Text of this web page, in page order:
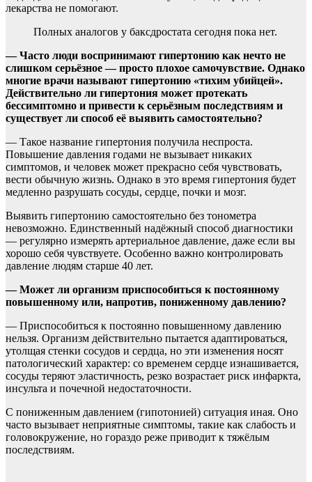
лекарства не помогают.
Полных аналогов у баксдростата сегодня пока нет.
— Часто люди воспринимают гипертонию как нечто не
слишком серьёзное — просто плохое самочувствие. Однако
многие врачи называют гипертонию «тихим убийцей».
Действительно ли гипертония может протекать
бессимптомно и привести к серьёзным последствиям и
существует ли способ её выявить самостоятельно?
— Такое название гипертония получила неспроста.
Повышение давления годами не вызывает никаких
симптомов, и человек может прекрасно себя чувствовать,
вести обычную жизнь. Однако в это время гипертония будет
медленно разрушать сосуды, сердце, почки и мозг.
Выявить гипертонию самостоятельно без тонометра
невозможно. Единственный надёжный способ диагностики
— регулярно измерять артериальное давление, даже если вы
хорошо себя чувствуете. Особенно важно контролировать
давление людям старше 40 лет.
— Может ли организм приспособиться к постоянному
повышенному или, напротив, пониженному давлению?
— Приспособиться к постоянно повышенному давлению
нельзя. Организм действительно пытается адаптироваться,
утолщая стенки сосудов и сердца, но эти изменения носят
патологический характер: со временем сердце изнашивается,
сосуды теряют эластичность, резко возрастает риск инфаркта,
инсульта и почечной недостаточности.
С пониженным давлением (гипотонией) ситуация иная. Оно
часто вызывает неприятные симптомы, такие как слабость и
головокружение, но гораздо реже приводит к тяжёлым
последствиям.